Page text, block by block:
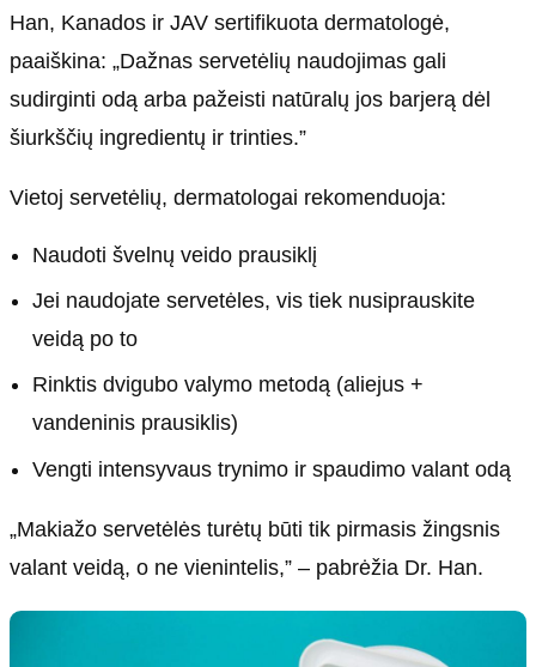
Han, Kanados ir JAV sertifikuota dermatologė,
paaiškina: „Dažnas servetėlių naudojimas gali
sudirginti odą arba pažeisti natūralų jos barjerą dėl
šiurkščių ingredientų ir trinties.”
Vietoj servetėlių, dermatologai rekomenduoja:
Naudoti švelnų veido prausiklį
Jei naudojate servetėles, vis tiek nusiprauskite
veidą po to
Rinktis dvigubo valymo metodą (aliejus +
vandeninis prausiklis)
Vengti intensyvaus trynimo ir spaudimo valant odą
„Makiažo servetėlės turėtų būti tik pirmasis žingsnis
valant veidą, o ne vienintelis,” – pabrėžia Dr. Han.